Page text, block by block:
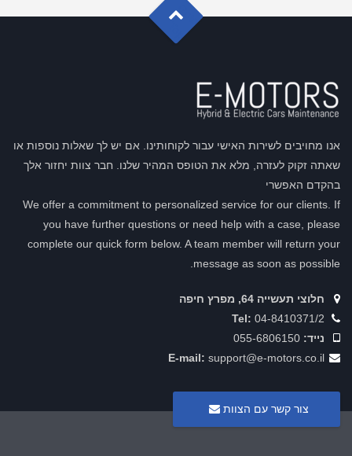
אנו מחויבים לשירות האישי עבור לקוחותינו. אם יש לך שאלות נוספות או
שאתה זקוק לעזרה, מלא את הטופס המהיר שלנו. חבר צוות יחזור אלך
בהקדם האפשרי
We offer a commitment to personalized service for our clients. If
you have further questions or need help with a case, please
complete our quick form below. A team member will return your
message as soon as possible.
חלוצי תעשייה 64, מפרץ חיפה
Tel: 04-8410371/2
נייד: 055-6806150
E-mail: support@e-motors.co.il
צור קשר עם הצוות
G
o
t
o
T
o
p